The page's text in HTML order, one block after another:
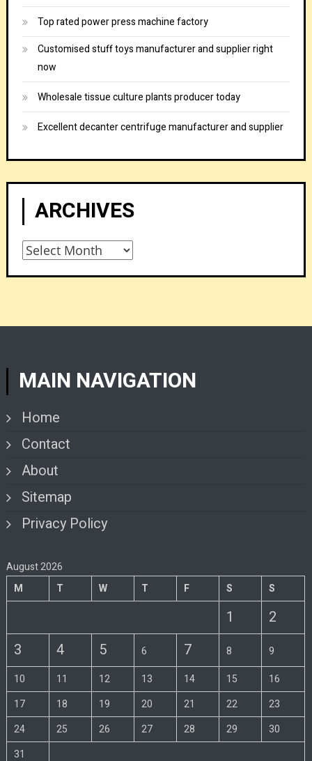
Top rated power press machine factory
Customised stuff toys manufacturer and supplier right
now
Wholesale tissue culture plants producer today
Excellent decanter centrifuge manufacturer and supplier
ARCHIVES
Archives
MAIN NAVIGATION
Home
Contact
About
Sitemap
Privacy Policy
August 2026
M
T W T F S S
1
2
3
4 5 6 7 8
9
10
11 12 13 14 15
16
17
18 19 20 21 22
23
24
25 26 27 28 29
30
31